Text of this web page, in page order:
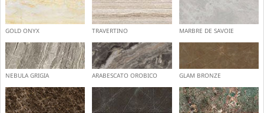
GOLD ONYX TRAVERTINO MARBRE DE SAVOIE
NEBULA GRIGIA ARABESCATO OROBICO GLAM BRONZE